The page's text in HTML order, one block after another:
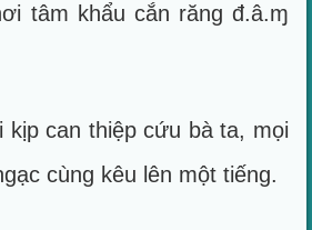
tâm khẩu cắn răng đ.â.ɱ
kịp can thiệp cứu bà ta, mọi
cùng kêu lên một tiếng.